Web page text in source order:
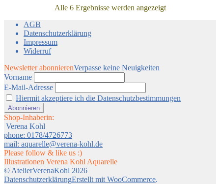
Alle 6 Ergebnisse werden angezeigt
AGB
Datenschutzerklärung
Impressum
Widerruf
Newsletter abonnierenVerpasse keine Neuigkeiten
Vorname
E-Mail-Adresse
Hiermit akzeptiere ich die Datenschutzbestimmungen
Shop-Inhaberin:
Verena Kohl
phone: 0178/4726773
mail: aquarelle@verena-kohl.de
Please follow & like us :)
Illustrationen Verena Kohl Aquarelle
© AtelierVerenaKohl 2026
DatenschutzerklärungErstellt mit WooCommerce.